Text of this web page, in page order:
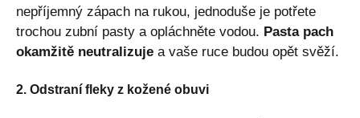
nepříjemný zápach na rukou, jednoduše je potřete
trochou zubní pasty a opláchněte vodou. Pasta pach
okamžitě neutralizuje a vaše ruce budou opět svěží.
2. Odstraní fleky z kožené obuvi